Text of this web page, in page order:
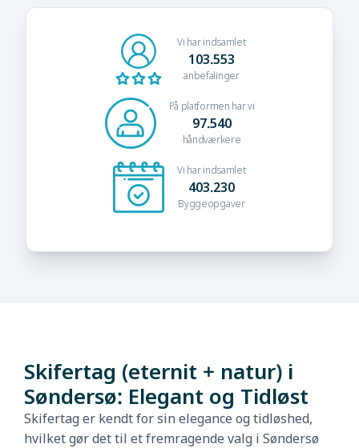
Vi har indsamlet
103.553
anbefalinger
På platformen har vi
97.540
håndværkere
Vi har indsamlet
403.230
Byggeopgaver
Skifertag (eternit + natur) i
Søndersø: Elegant og Tidløst
Skifertag er kendt for sin elegance og tidløshed,
hvilket gør det til et fremragende valg i Søndersø